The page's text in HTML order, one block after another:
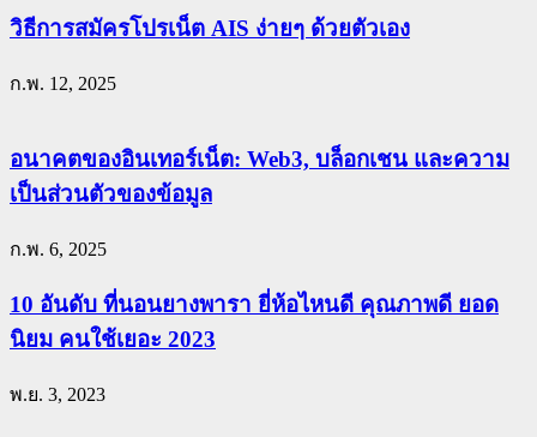
วิธีการสมัครโปรเน็ต AIS ง่ายๆ ด้วยตัวเอง
ก.พ. 12, 2025
อนาคตของอินเทอร์เน็ต: Web3, บล็อกเชน และความ
เป็นส่วนตัวของข้อมูล
ก.พ. 6, 2025
10 อันดับ ที่นอนยางพารา ยี่ห้อไหนดี คุณภาพดี ยอด
นิยม คนใช้เยอะ 2023
พ.ย. 3, 2023